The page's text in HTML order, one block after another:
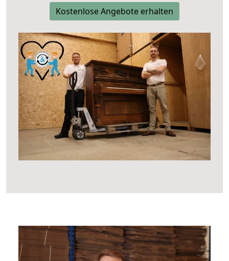
Kostenlose Angebote erhalten